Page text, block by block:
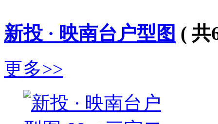
新投 · 映南台户型图 ( 共
更多>>